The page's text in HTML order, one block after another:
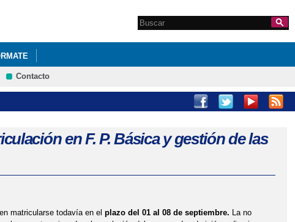
Formulario de
Search this site
ACOGIDA DE 6º - DEPARTAMENTO FYQ
22_23: LIBROS DE TEXTO
Contacto
en F. P. Básica y gestión de las
matricularse todavía en el plazo del 01 al 08 de septiembre. La no